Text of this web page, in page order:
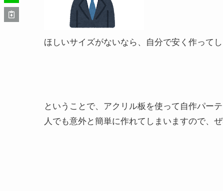
ほしいサイズがないなら、自分で安く作ってし
ということで、アクリル板を使って自作パー
人でも意外と簡単に作れてしまいますので、